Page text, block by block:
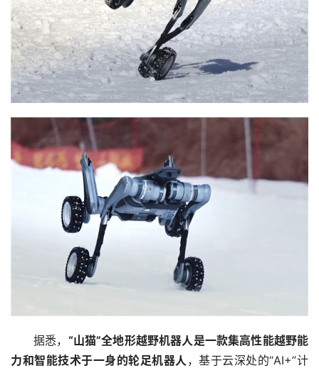
据悉， “山猫”全地形越野机器人是一款集高性能越野能
力和智能技术于一身的轮足机器人 ，基于云深处的“AI+”计